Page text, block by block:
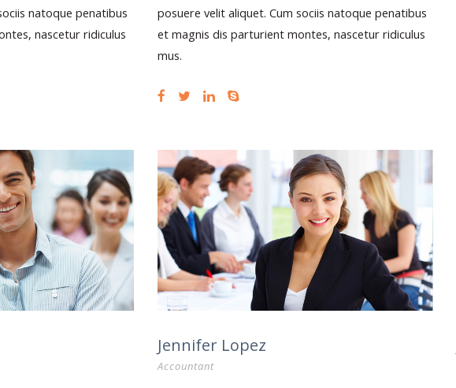
natoque penatibus
nascetur ridiculus
posuere velit aliquet. Cum sociis natoque penatibus
et magnis dis parturient montes, nascetur ridiculus
mus.
Jennifer Lopez
Accountant